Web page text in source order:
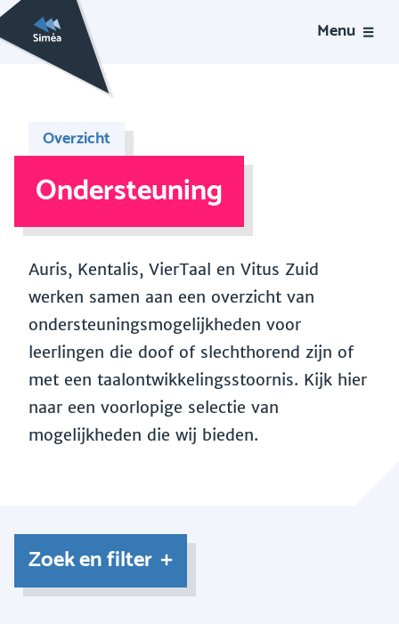
Menu
Overzicht
Ondersteuning
Auris, Kentalis, VierTaal en Vitus Zuid
werken samen aan een overzicht van
ondersteuningsmogelijkheden voor
leerlingen die doof of slechthorend zijn of
met een taalontwikkelingsstoornis. Kijk hier
naar een voorlopige selectie van
mogelijkheden die wij bieden.
Zoek en filter